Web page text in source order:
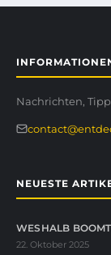
Nachrichten,
NEUESTE
WESHALB
22. Oktober 2025